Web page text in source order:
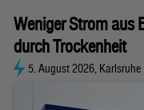
Weniger Strom aus
durch Trockenheit
5. August 2026, Karlsruhe